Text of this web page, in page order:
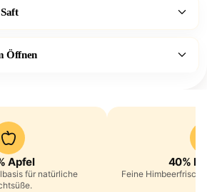
Öffnen
Apfel
für natürliche
40%
Feine